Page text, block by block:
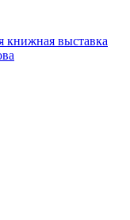
книжная выставка